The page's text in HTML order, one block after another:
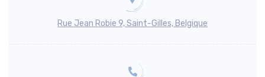
Rue Jean Robie 9, Saint-Gilles, Belgique